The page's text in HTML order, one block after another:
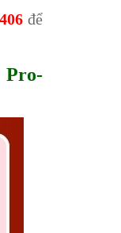
để
Pro-